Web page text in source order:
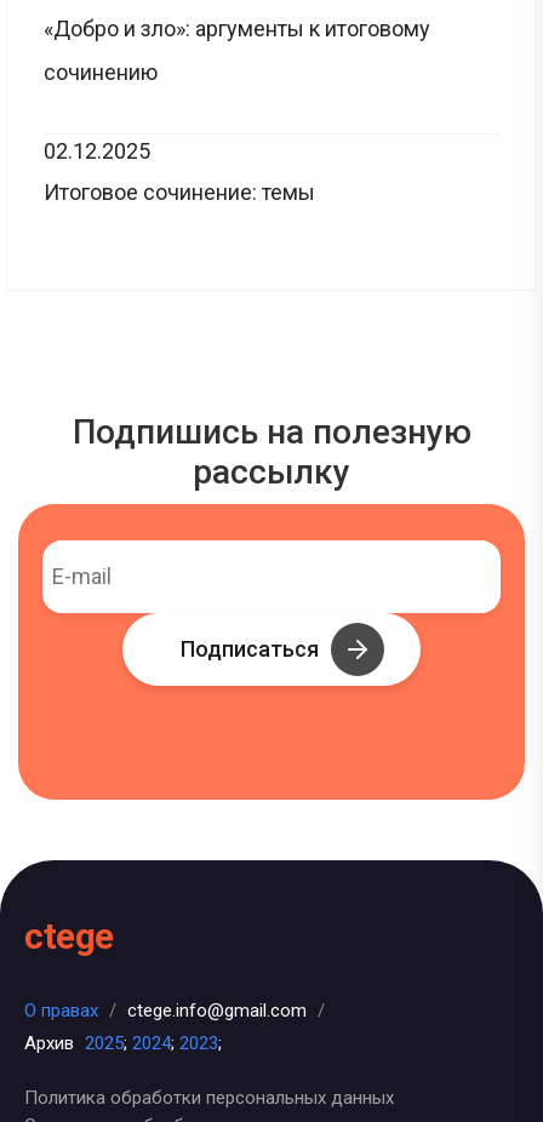
«Добро и зло»: аргументы к итоговому
сочинению
02.12.2025
Итоговое сочинение: темы
Подпишись на полезную
рассылку
Подписаться
ctege
О правах / ctege.info@gmail.com /
Архив 2025; 2024; 2023;
Политика обработки персональных данных